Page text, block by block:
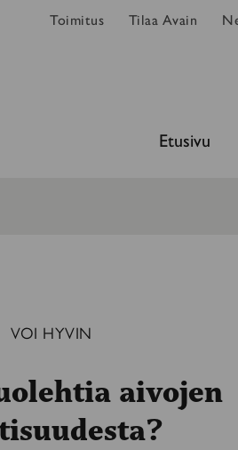
Toimitus Tilaa Avain
Etusivu
VOI HYVIN
aivojen